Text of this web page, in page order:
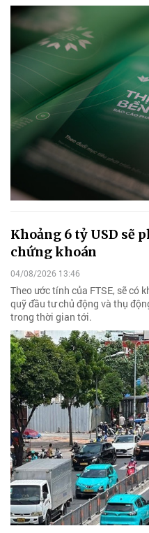
Khoảng 6 tỷ USD sẽ
chứng khoán
04/08/2026 13:46
Theo ước tính của FTSE, sẽ có
quỹ đầu tư chủ động và thụ
trong thời gian tới.